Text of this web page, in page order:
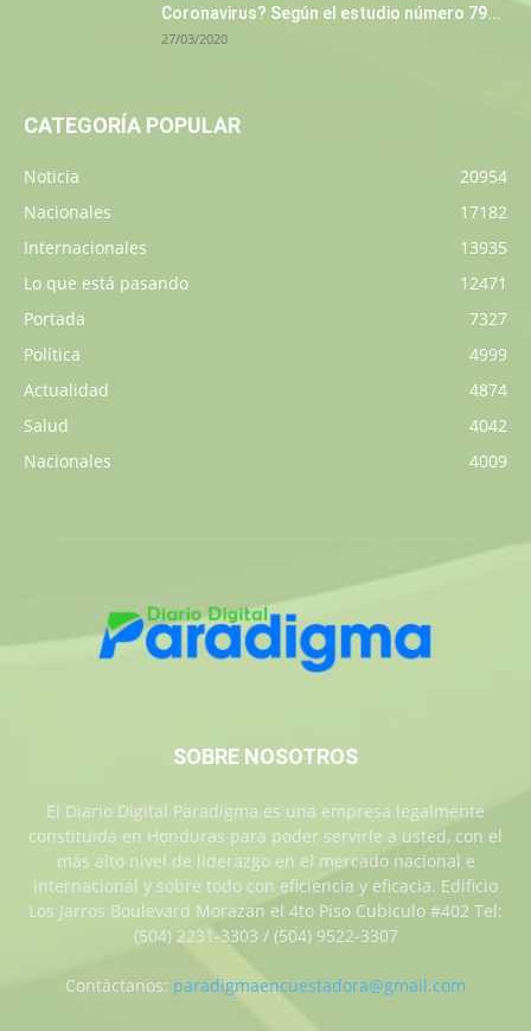
Coronavirus? Según el estudio número 79...
27/03/2020
CATEGORÍA POPULAR
Noticia
20954
Nacionales
17182
Internacionales
13935
Lo que está pasando
12471
Portada
7327
Política
4999
Actualidad
4874
Salud
4042
Nacionales
4009
SOBRE NOSOTROS
El Diario Digital Paradigma es una empresa legalmente
constituida en Honduras para poder servirle a usted, con el
más alto nivel de liderazgo en el mercado nacional e
internacional y sobre todo con eficiencia y eficacia. Edificio
Los Jarros Boulevard Morazan el 4to Piso Cubiculo #402 Tel:
(504) 2231-3303 / (504) 9522-3307
Contáctanos: paradigmaencuestadora@gmail.com